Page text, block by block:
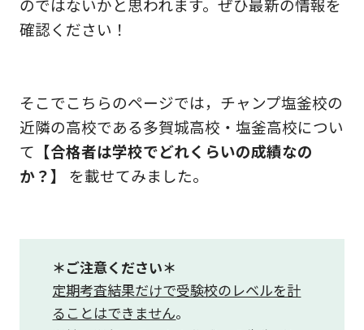
のではないかと思われます。ぜひ最新の情報を
確認ください！
そこでこちらのページでは，チャンプ塩釜校の
近隣の高校である多賀城高校・塩釜高校につい
て 【合格者は学校でどれくらいの成績なの
か？】
を載せてみました。
＊ご注意ください＊
定期考査結果だけで受験校のレベルを計
ることはできません。